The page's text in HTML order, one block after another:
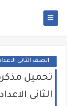
الصف الثانى
تحميل